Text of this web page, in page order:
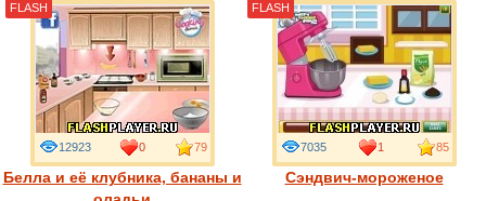
Белла и её клубника, бананы и
12923 0 79
FLASH
Сэндвич-мороженое
7035 1 85
FLASH